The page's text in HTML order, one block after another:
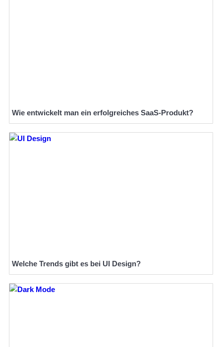
Wie entwickelt man ein erfolgreiches SaaS-Produkt?
Welche Trends gibt es bei UI Design?